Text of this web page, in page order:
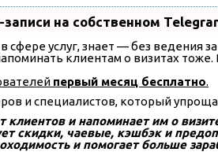
на собственном
сфере услуг, знает — без ведения
клиентам о визитах
первый месяц бесплатно.
и специалистов, который
клиентов и напоминает им о
скидки, чаевые, кэшбэк и
и помогает больше